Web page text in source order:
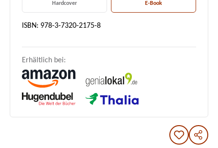
Hardcover E-Book
ISBN: 978-3-7320-2175-8
Erhältlich bei: